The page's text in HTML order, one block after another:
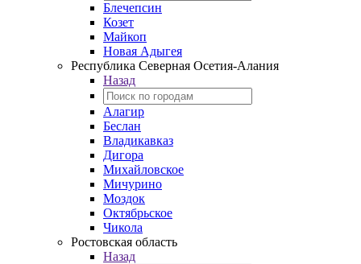
Блечепсин
Козет
Майкоп
Новая Адыгея
Республика Северная Осетия-Алания
Назад
Алагир
Беслан
Владикавказ
Дигора
Михайловское
Мичурино
Моздок
Октябрьское
Чикола
Ростовская область
Назад